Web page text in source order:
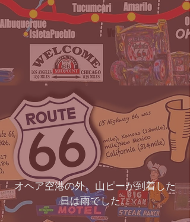
オヘア空港の外。山ピーが到着した
日は雨でした。